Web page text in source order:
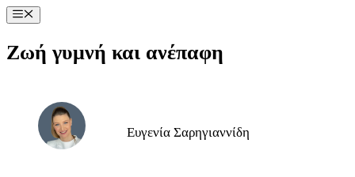
Μετάβαση
σε
περιεχόμενο
Μενού
Ζωή γυμνή και ανέπαφη
Ευγενία Σαρηγιαννίδη